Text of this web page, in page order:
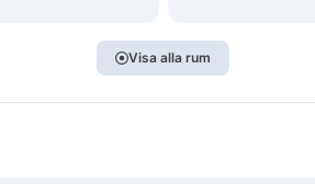
Visa alla rum